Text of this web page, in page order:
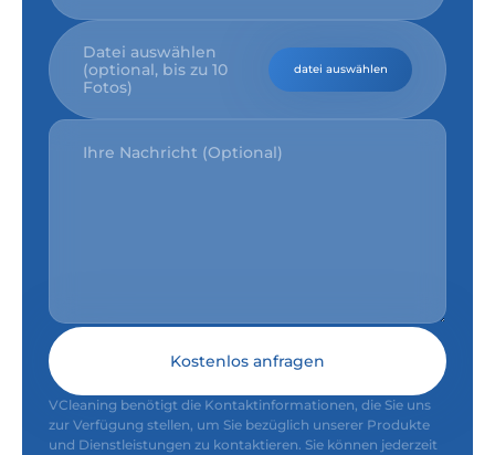
Datei auswählen
(optional, bis zu 10
Fotos)
datei auswählen
Kostenlos anfragen
VCleaning benötigt die Kontaktinformationen, die Sie uns
zur Verfügung stellen, um Sie bezüglich unserer Produkte
und Dienstleistungen zu kontaktieren. Sie können jederzeit